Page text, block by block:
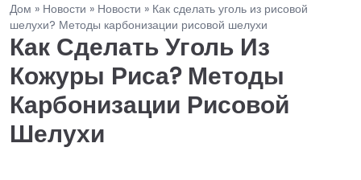
Дом » Новости » Новости » Как сделать уголь из рисовой
шелухи? Методы карбонизации рисовой шелухи
Как Сделать Уголь Из
Кожуры Риса? Методы
Карбонизации Рисовой
Шелухи